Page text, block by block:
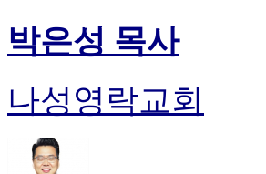
박은성 목사
나성영락교회